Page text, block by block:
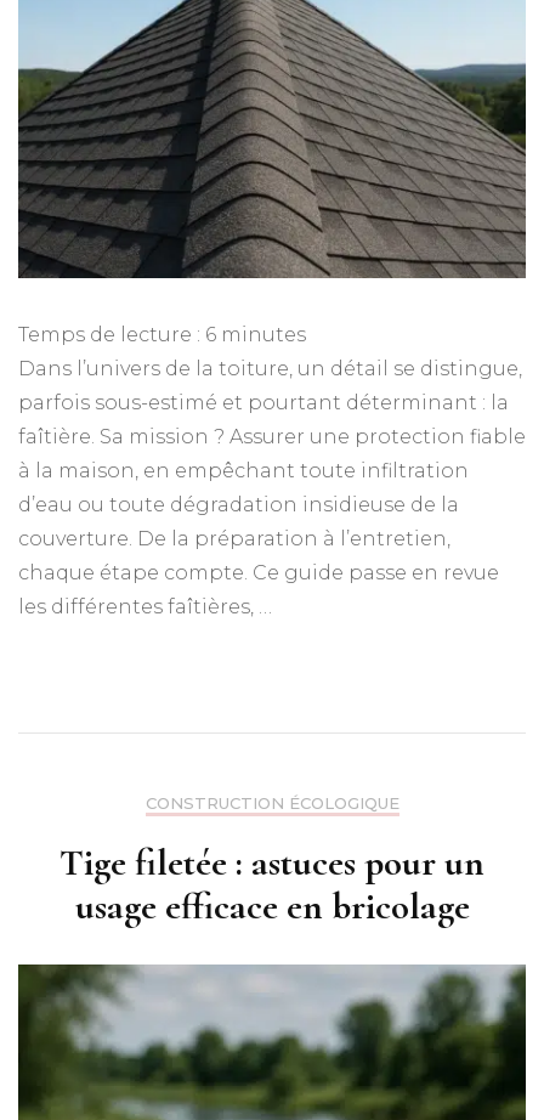
Temps de lecture : 6 minutes
Dans l’univers de la toiture, un détail se distingue,
parfois sous-estimé et pourtant déterminant : la
faîtière. Sa mission ? Assurer une protection fiable
à la maison, en empêchant toute infiltration
d’eau ou toute dégradation insidieuse de la
couverture. De la préparation à l’entretien,
chaque étape compte. Ce guide passe en revue
les différentes faîtières, …
CONSTRUCTION ÉCOLOGIQUE
Tige filetée : astuces pour un
usage efficace en bricolage